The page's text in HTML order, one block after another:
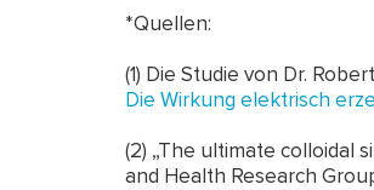
*Quellen:
(1) Die Studie von Dr.
Die Wirkung elektrisch
(2) „The ultimate colloidal
and Health Research